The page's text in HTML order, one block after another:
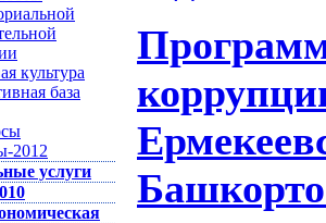
культура
база
2012
услуги